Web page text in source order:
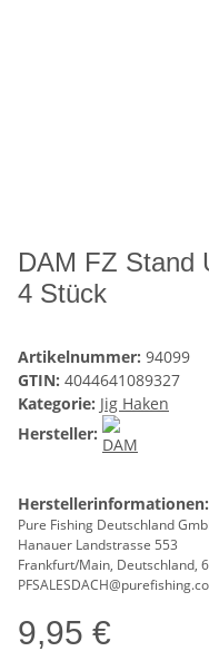
DAM FZ Stand
4 Stück
Artikelnummer: 94099
GTIN: 4044641089327
Kategorie: Jig Haken
Hersteller:
Herstellerinformationen:
Pure Fishing Deutschland
Hanauer Landstrasse 553
Frankfurt/Main, Deutschland,
9,95 €